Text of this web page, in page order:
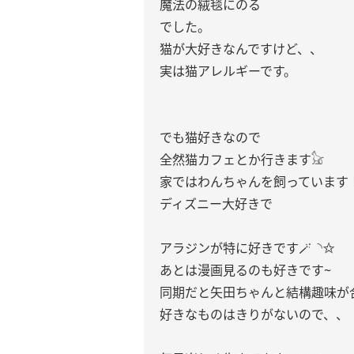
魔法の絨毯にのる
でした。
猫が大好きなんですけど、、
実は猫アレルギーです。
でも猫好きなので
全然猫カフェとか行きます𓃠
家ではわんちゃんを飼っています
ディズニー大好きで
アラジンが特に好きです🪄︎︎◝✩
あとは漫画見るのも好きです~
同期だと矢田ちゃんと結構趣味が
好きなものはきりがないので、、